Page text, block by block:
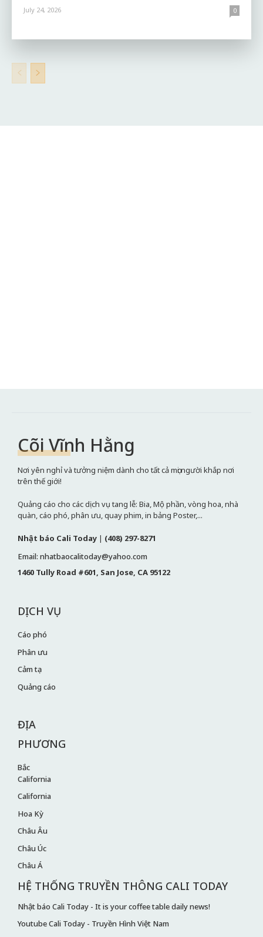
July 24, 2026 0
Cõi Vĩnh Hằng
Nơi yên nghỉ và tưởng niệm dành cho tất cả mọi người khắp nơi
trên thế giới!
Quảng cáo cho các dịch vụ tang lễ: Bia, Mộ phần, vòng hoa, nhà
quàn, cáo phó, phân ưu, quay phim, in bảng Poster,...
Nhật báo Cali Today | (408) 297-8271
Email: nhatbaocalitoday@yahoo.com
1460 Tully Road #601, San Jose, CA 95122
DỊCH VỤ
Cáo phó
Phân ưu
Cảm tạ
Quảng cáo
ĐỊA
PHƯƠNG
Bắc
California
California
Hoa Kỳ
Châu Âu
Châu Úc
Châu Á
HỆ THỐNG TRUYỀN THÔNG CALI TODAY
Nhật báo Cali Today - It is your coffee table daily news!
Youtube Cali Today - Truyền Hình Việt Nam